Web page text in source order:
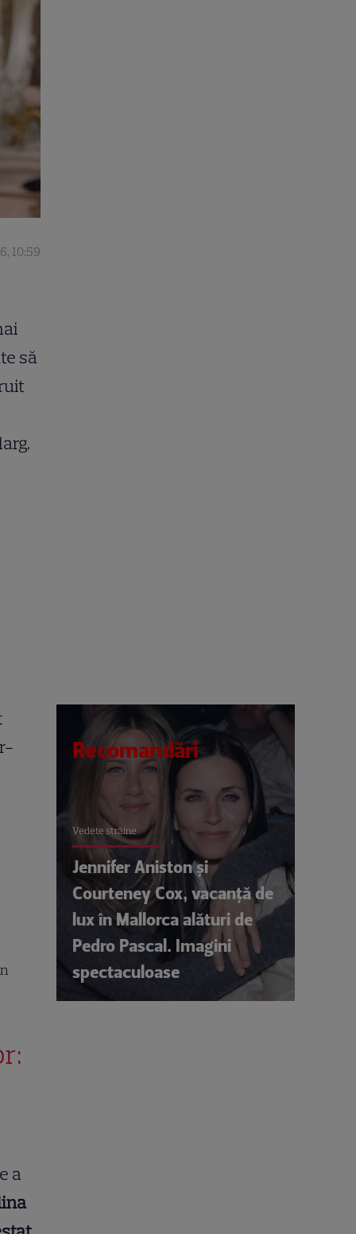
10:59
să
a
Recomandări
Vedete străine
Jennifer Aniston și
Courteney Cox, vacanță de
lux în Mallorca alături de
Pedro Pascal. Imagini
spectaculoase